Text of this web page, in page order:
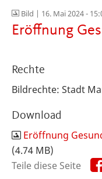
Bild | 16. Mai 2024 -
Eröffnung
Rechte
Bildrechte: Stadt
Download
Eröffnung
(4.74 MB)
Teile diese Seite